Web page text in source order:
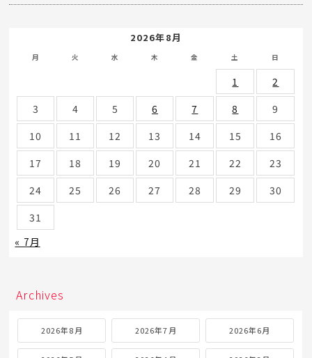
2026年8月
月 火 水 木 金 土 日
1
2
3
4 5 6 7 8
9
10
11 12 13 14 15
16
17
18 19 20 21 22
23
24
25 26 27 28 29
30
31
« 7月
Archives
2026年8月 2026年7月 2026年6月